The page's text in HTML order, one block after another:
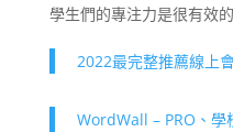
學生們的專注力是很有效
2022最完整推薦線上
WordWall – PRO、學